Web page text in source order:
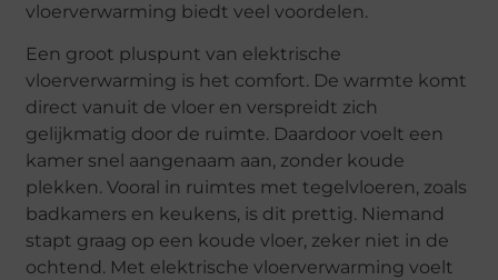
vloerverwarming biedt veel voordelen.
Een groot pluspunt van elektrische
vloerverwarming is het comfort. De warmte komt
direct vanuit de vloer en verspreidt zich
gelijkmatig door de ruimte. Daardoor voelt een
kamer snel aangenaam aan, zonder koude
plekken. Vooral in ruimtes met tegelvloeren, zoals
badkamers en keukens, is dit prettig. Niemand
stapt graag op een koude vloer, zeker niet in de
ochtend. Met elektrische vloerverwarming voelt